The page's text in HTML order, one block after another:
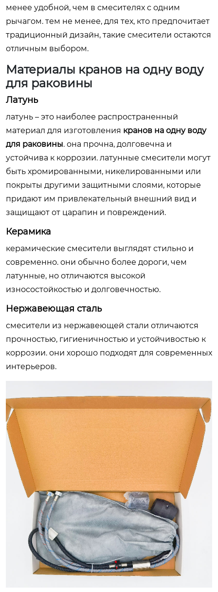
менее удобной, чем в смесителях с одним
рычагом. тем не менее, для тех, кто предпочитает
традиционный дизайн, такие смесители остаются
отличным выбором.
Материалы кранов на одну воду
для раковины
Латунь
латунь – это наиболее распространенный
материал для изготовления кранов на одну воду
для раковины. она прочна, долговечна и
устойчива к коррозии. латунные смесители могут
быть хромированными, никелированными или
покрыты другими защитными слоями, которые
придают им привлекательный внешний вид и
защищают от царапин и повреждений.
Керамика
керамические смесители выглядят стильно и
современно. они обычно более дороги, чем
латунные, но отличаются высокой
износостойкостью и долговечностью.
Нержавеющая сталь
смесители из нержавеющей стали отличаются
прочностью, гигиеничностью и устойчивостью к
коррозии. они хорошо подходят для современных
интерьеров.